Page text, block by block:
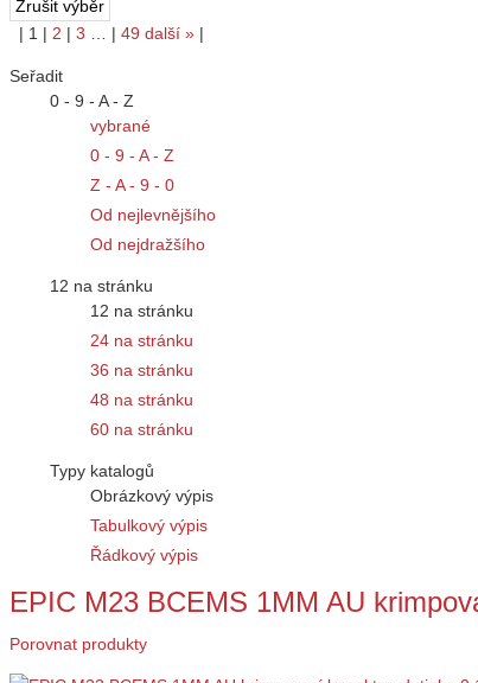
| 1 | 2 | 3 | 49 další » |
Seřadit
0 - 9 - A - Z
vybrané
0 - 9 - A - Z
Z - A - 9 - 0
Od nejlevnějšího
Od nejdražšího
12 na stránku
12 na stránku
24 na stránku
36 na stránku
48 na stránku
60 na stránku
Typy katalogů
Obrázkový výpis
Tabulkový výpis
Řádkový výpis
EPIC M23 BCEMS 1MM AU
Porovnat produkty